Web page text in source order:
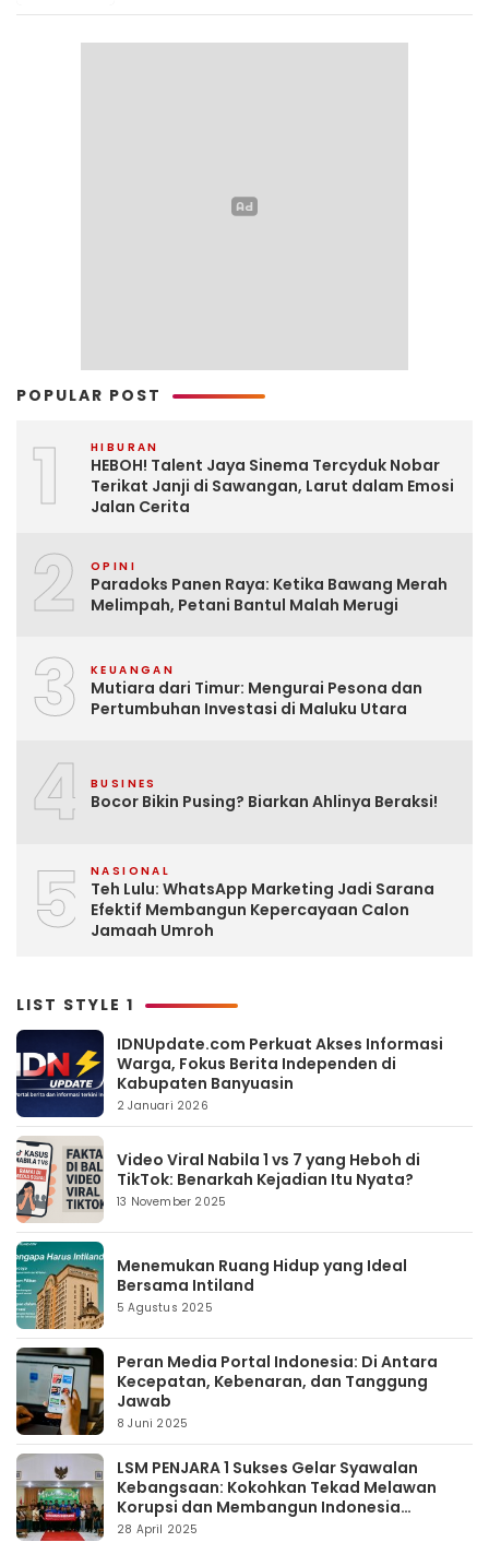
POPULAR POST
1 HIBURAN
HEBOH! Talent Jaya Sinema Tercyduk Nobar
Terikat Janji di Sawangan, Larut dalam Emosi
Jalan Cerita
2 OPINI
Paradoks Panen Raya: Ketika Bawang Merah
Melimpah, Petani Bantul Malah Merugi
3 KEUANGAN
Mutiara dari Timur: Mengurai Pesona dan
Pertumbuhan Investasi di Maluku Utara
4 BUSINES
Bocor Bikin Pusing? Biarkan Ahlinya Beraksi!
5 NASIONAL
Teh Lulu: WhatsApp Marketing Jadi Sarana
Efektif Membangun Kepercayaan Calon
Jamaah Umroh
LIST STYLE 1
IDNUpdate.com Perkuat Akses Informasi
Warga, Fokus Berita Independen di
Kabupaten Banyuasin
2 Januari 2026
Video Viral Nabila 1 vs 7 yang Heboh di
TikTok: Benarkah Kejadian Itu Nyata?
13 November 2025
Menemukan Ruang Hidup yang Ideal
Bersama Intiland
5 Agustus 2025
Peran Media Portal Indonesia: Di Antara
Kecepatan, Kebenaran, dan Tanggung
Jawab
8 Juni 2025
LSM PENJARA 1 Sukses Gelar Syawalan
Kebangsaan: Kokohkan Tekad Melawan
Korupsi dan Membangun Indonesia
Berintegritas
28 April 2025